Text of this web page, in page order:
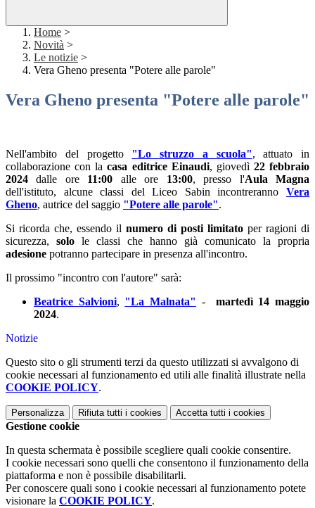
Home >
Novità >
Le notizie >
Vera Gheno presenta "Potere alle parole"
Vera Gheno presenta "Potere alle parole"
Nell'ambito del progetto "Lo struzzo a scuola", attuato in
collaborazione con lacasa editrice Einaudi, giovedì 22 febbraio
2024 dalle ore 11:00 alle ore 13:00, presso l'Aula Magna
dell'istituto, alcune classi del Liceo Sabin incontreranno Vera
Gheno, autrice del saggio "Potere alle parole".
Si ricorda che, essendo il numero di posti limitato per ragioni di
sicurezza, solo le classi che hanno già comunicato la propria
adesione potranno partecipare in presenza all'incontro.
Il prossimo "incontro con l'autore" sarà:
Beatrice Salvioni, "La Malnata" - martedì 14 maggio
2024.
Notizie
Questo sito o gli strumenti terzi da questo utilizzati si avvalgono di
cookie necessari al funzionamento ed utili alle finalità illustrate nella
COOKIE POLICY.
Personalizza Rifiuta tutti i cookies Accetta tutti i cookies
Gestione cookie
In questa schermata è possibile scegliere quali cookie consentire.
I cookie necessari sono quelli che consentono il funzionamento della
piattaforma e non è possibile disabilitarli.
Per conoscere quali sono i cookie necessari al funzionamento potete
visionare la COOKIE POLICY.